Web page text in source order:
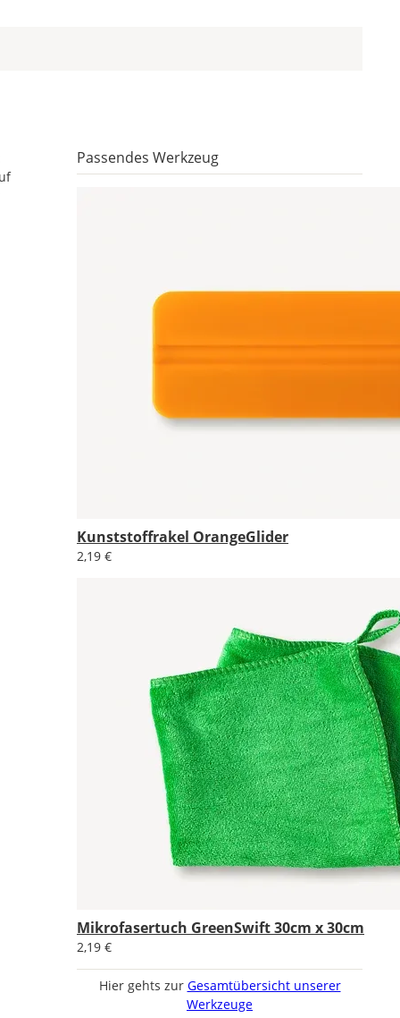
Passendes Werkzeug
Kunststoffrakel OrangeGlider
2,19 €
Mikrofasertuch GreenSwift 30cm x 30cm
2,19 €
Hier gehts zur Gesamtübersicht unserer
Werkzeuge